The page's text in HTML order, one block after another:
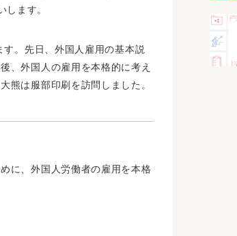
します。
。先日、外国人雇用の基本説
、外国人の雇用を本格的に考え
熊は服部印刷を訪問しました。
に、外国人労働者の雇用を本格